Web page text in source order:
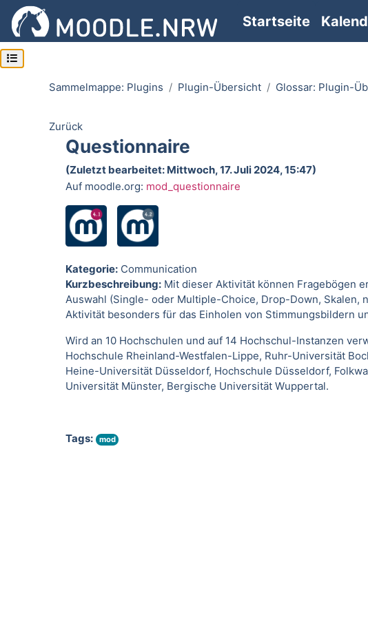
Zum Hauptinhalt
Startseite
Kursindex öffnen
Sammelmappe: Plugins Plugin-Übersicht Glossar: Plugin-
Zurück
Questionnaire
(Zuletzt bearbeitet: Mittwoch, 17. Juli 2024, 15:47)
Auf moodle.org: mod_questionnaire
Kategorie: Communication
Kurzbeschreibung: Mit dieser Aktivität können Fragebögen
Auswahl (Single- oder Multiple-Choice, Drop-Down,
Aktivität besonders für das Einholen von Stimmungsbildern
Wird an 10 Hochschulen und auf 14 Hochschul-Instanzen
Hochschule Rheinland-Westfalen-Lippe, Ruhr-Universität
Heine-Universität Düsseldorf, Hochschule Düsseldorf,
Universität Münster, Bergische Universität Wuppertal.
Tags:
mod